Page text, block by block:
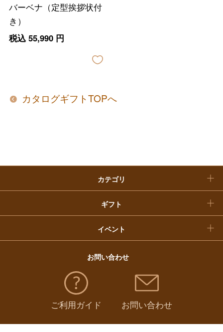
バーベナ（定型挨拶状付
き）
税込 55,990円
カタログギフトTOPへ
カテゴリ
ギフト
快気祝い
イベント
母の日
お中元
お歳暮
福袋
お問い合わせ
ご利用ガイド お問い合わせ